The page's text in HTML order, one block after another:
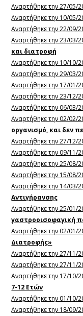
Αναρτήθηκε την 27/05/
Αναρτήθηκε την 10/05/
Αναρτήθηκε την 22/09/
Αναρτήθηκε την 23/03/
και διατροφή
Αναρτήθηκε την 10/10/
Αναρτήθηκε την 29/03/
Αναρτήθηκε την 17/01/
Αναρτήθηκε την 23/12/
Αναρτήθηκε την 06/03/
Αναρτήθηκε την 02/02/
οργανισμό, και δεν
Αναρτήθηκε την 27/12/
Αναρτήθηκε την 09/11/
Αναρτήθηκε την 25/08/
Αναρτήθηκε την 15/08/
Αναρτήθηκε την 14/03/
Αντιγήρανσης
Αναρτήθηκε την 25/01/
γαστροοισοφαγική
Αναρτήθηκε την 02/01/
Διατροφής»
Αναρτήθηκε την 27/11/
Αναρτήθηκε την 27/11/
Αναρτήθηκε την 17/10/
7-12 Ετών
Αναρτήθηκε την 01/10/
Αναρτήθηκε την 18/09/